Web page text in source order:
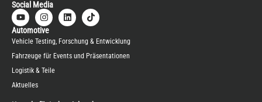
Social Media
Automotive
Vehicle Testing, Forschung & Entwicklung
Fahrzeuge für Events und Präsentationen
Logistik & Teile
Aktuelles